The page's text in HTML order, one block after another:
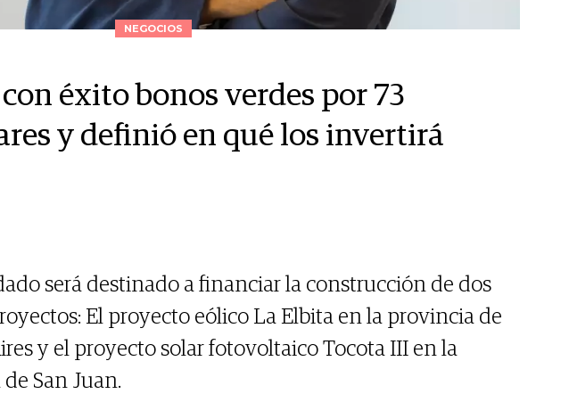
NEGOCIOS
éxito bonos verdes por 73
y definió en qué los invertirá
será destinado a financiar la construcción de dos
El proyecto eólico La Elbita en la provincia de
y el proyecto solar fotovoltaico Tocota III en la
San Juan.